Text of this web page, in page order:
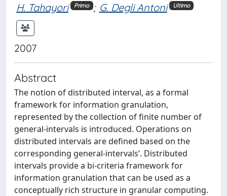
H. Tahayori Primo ; G. Degli Antoni Ultimo
2007
Abstract
The notion of distributed interval, as a formal
framework for information granulation,
represented by the collection of finite number of
general-intervals is introduced. Operations on
distributed intervals are defined based on the
corresponding general-intervals’. Distributed
intervals provide a bi-criteria framework for
information granulation that can be used as a
conceptually rich structure in granular computing.